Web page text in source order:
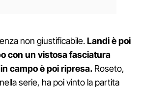
non giustificabile.Landi è poi
con un vistosa fasciatura
campo è poi ripresa. Roseto,
serie, ha poi vinto la partita